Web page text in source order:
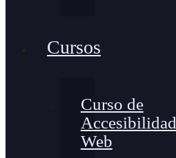
Cursos
Curso de
Accesibilidad
Web